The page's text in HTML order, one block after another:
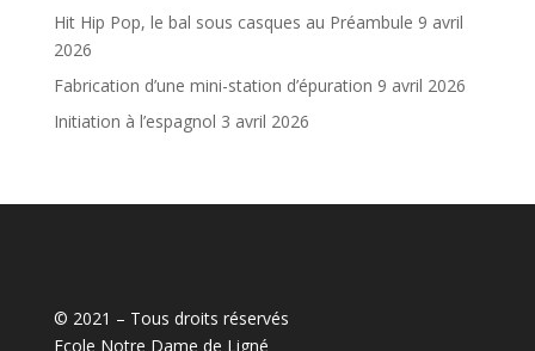
Hit Hip Pop, le bal sous casques au Préambule 9 avril
2026
Fabrication d’une mini-station d’épuration 9 avril 2026
Initiation à l’espagnol 3 avril 2026
© 2021 – Tous droits réservés
Ecole Notre Dame de Ligné